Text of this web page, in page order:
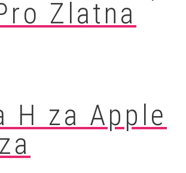
Zlatna
H za Apple